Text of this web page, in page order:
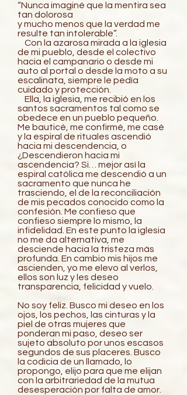
“Nunca imaginé que la mentira sea
tan dolorosa
y mucho menos que la verdad me
resulte tan intolerable”.
Con la azarosa mirada a la iglesia
de mi pueblo, desde el colectivo
hacia el campanario o desde mi
auto al portal o desde la moto a su
escalinata, siempre le pedía
cuidado y protección.
Ella, la iglesia, me recibió en los
santos sacramentos tal como se
obedece en un pueblo pequeño.
Me bauticé, me confirmé, me casé
y la espiral de rituales ascendió
hacia mi descendencia, o
¿Descendieron hacia mi
ascendencia? Si… mejor así la
espiral católica me descendió a un
sacramento que nunca he
trasciendo, el de la reconciliación
de mis pecados conocido como la
confesión. Me confieso que
confieso siempre lo mismo, la
infidelidad. En este punto la iglesia
no me da alternativa, me
desciende hacia la tristeza más
profunda. En cambio mis hijos me
ascienden, yo me elevo al verlos,
ellos son luz y les deseo
transparencia, felicidad y vuelo.
No soy feliz. Busco mi deseo en los
ojos, los pechos, las cinturas y la
piel de otras mujeres que
ponderan mi paso, deseo ser
sujeto absoluto por unos escasos
segundos de sus placeres. Busco
la codicia de un llamado, lo
propongo, elijo para que me elijan
con la arbitrariedad de la mutua
desesperación por falta de amor.